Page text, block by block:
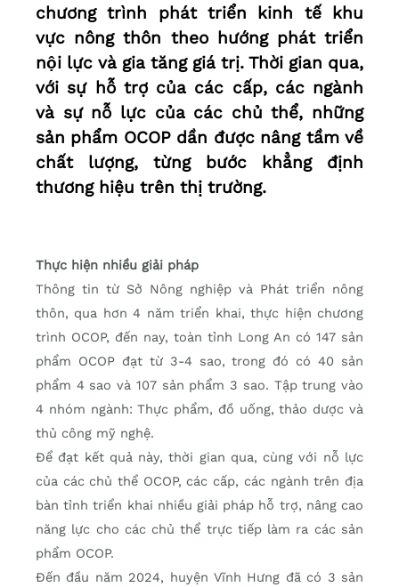
chương trình phát triển kinh tế khu
vực nông thôn theo hướng phát triển
nội lực và gia tăng giá trị. Thời gian qua,
với sự hỗ trợ của các cấp, các ngành
và sự nỗ lực của các chủ thể, những
sản phẩm OCOP dần được nâng tầm về
chất lượng, từng bước khẳng định
thương hiệu trên thị trường.
Thực hiện nhiều giải pháp
Thông tin từ Sở Nông nghiệp và Phát triển nông
thôn, qua hơn 4 năm triển khai, thực hiện chương
trình OCOP, đến nay, toàn tỉnh Long An có 147 sản
phẩm OCOP đạt từ 3-4 sao, trong đó có 40 sản
phẩm 4 sao và 107 sản phẩm 3 sao. Tập trung vào
4 nhóm ngành: Thực phẩm, đồ uống, thảo dược và
thủ công mỹ nghệ.
Để đạt kết quả này, thời gian qua, cùng với nỗ lực
của các chủ thể OCOP, các cấp, các ngành trên địa
bàn tỉnh triển khai nhiều giải pháp hỗ trợ, nâng cao
năng lực cho các chủ thể trực tiếp làm ra các sản
phẩm OCOP.
Đến đầu năm 2024, huyện Vĩnh Hưng đã có 3 sản